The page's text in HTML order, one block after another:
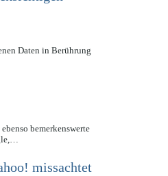
Daten in Berührung
bemerkenswerte
missachtet